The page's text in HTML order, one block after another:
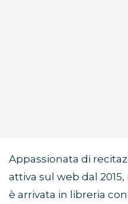
Appassionata di
attiva sul web dal 2015,
è arrivata in libreria con